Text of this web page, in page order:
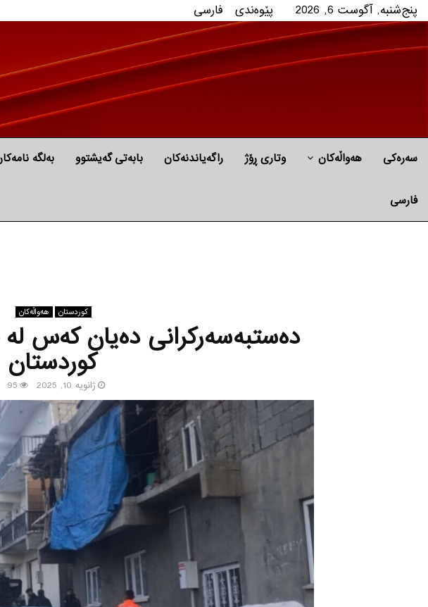
پنج‌شنبه, آگوست 6, 2026 پێوه‌ندی فارسی
سەرەکی هه‌واڵه‌کان وتاری ڕۆژ راگه‌یاندنه‌كان بابه‌تی گه‌یشتوو به‌لگه‌
فارسی
كوردستان هه‌واڵه‌کان
ده‌ستبه‌سه‌ركرانی ده‌یان كه‌س
كوردستان
ژانویه 10, 2025 95